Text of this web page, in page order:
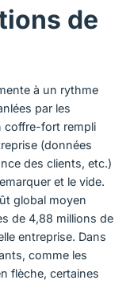
de
à un rythme
par les
coffre-fort rempli
(données
des clients, etc.)
et le vide.
global moyen
de 4,88 millions de
entreprise. Dans
comme les
flèche, certaines